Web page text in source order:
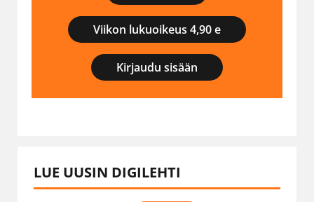
Viikon lukuoikeus 4,90 e
Kirjaudu sisään
LUE UUSIN DIGILEHTI